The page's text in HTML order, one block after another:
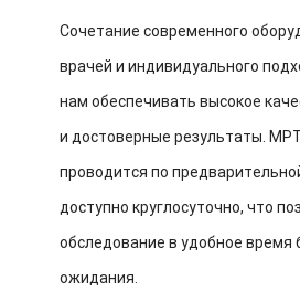
Сочетание современного
врачей и индивидуального
нам обеспечивать высокое
и достоверные результаты.
проводится по
доступно круглосуточно, что
обследование в удобное время
ожидания.